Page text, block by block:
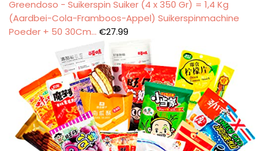
Greendoso - Suikerspin Suiker (4 x 350 Gr) = 1,4 Kg
(Aardbei-Cola-Framboos-Appel) Suikerspinmachine
Poeder + 50 30Cm… €27.99